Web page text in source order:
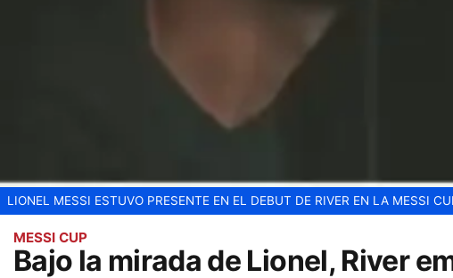
LIONEL MESSI ESTUVO PRESENTE EN EL DEBUT DE RIVER EN LA MESSI
MESSI CUP
Bajo la mirada de Lionel, River